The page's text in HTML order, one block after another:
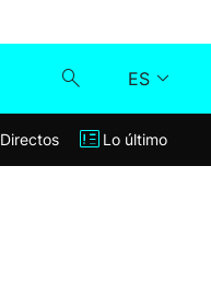
ES
Klisk
Directos Lo último